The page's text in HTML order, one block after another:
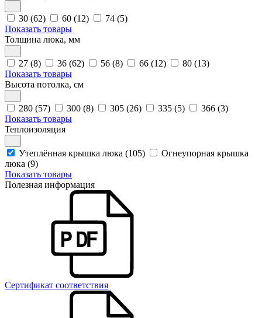
30 (62) 60 (12)
74 (5)
Показать товары
Толщина люка, мм
27 (8) 36 (62) 56 (8) 66 (12)
80 (13)
Показать товары
Высота потолка, см
280 (57) 300 (8) 305 (26) 335 (5)
366 (3)
Показать товары
Теплоизоляция
Утеплённая крышка люка (105)
Огнеупорная крышка
люка (9)
Показать товары
Полезная информация
Сертификат соответствия